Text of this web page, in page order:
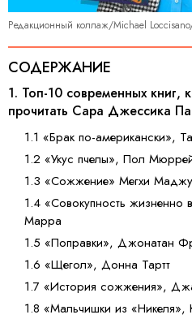
Редакционный коллаж/Michael
СОДЕРЖАНИЕ
1. Топ-10 современных книг,
прочитать Сара Джессика
1.1 «Брак по-американски»,
1.2 «Укус пчелы», Пол
1.3 «Сожжение» Мегхи
1.4 «Совокупность жизненно
Марра
1.5 «Поправки», Джонатан
1.6 «Щегол», Донна Тартт
1.7 «История сожжения»,
1.8 «Мальчишки из «Никеля»,